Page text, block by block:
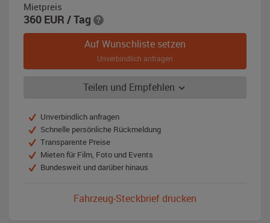
(British
Racing
Green)
Mietpreis
360 EUR / Tag
Auf Wunschliste setzen
Unverbindlich anfragen
Teilen und Empfehlen
Unverbindlich anfragen
Schnelle persönliche Rückmeldung
Transparente Preise
Mieten für Film, Foto und Events
Bundesweit und darüber hinaus
Fahrzeug-Steckbrief drucken